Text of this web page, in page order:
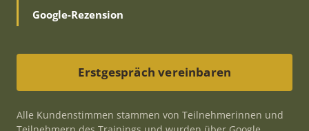
Google-Rezension
Erstgespräch vereinbaren
Alle Kundenstimmen stammen von Teilnehmerinnen und